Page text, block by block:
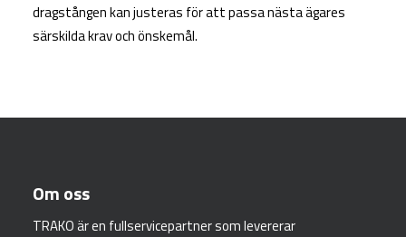
dragstången kan justeras för att passa nästa ägares
särskilda krav och önskemål.
Om oss
TRAKO är en fullservicepartner som levererar